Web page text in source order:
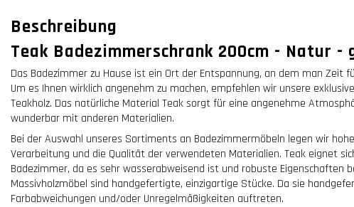
Beschreibung
Teak Badezimmer­schrank 200cm - Natur -
Das Badezimmer zu Hause ist ein Ort der Entspannung, an dem man Zeit
Um es Ihnen wirklich angenehm zu machen, empfehlen wir unsere
Teakholz. Das natürliche Material Teak sorgt für eine angenehme
wunderbar mit anderen Materialien.
Bei der Auswahl unseres Sortiments an Badezimmermöbeln legen wir
Verarbeitung und die Qualität der verwendeten Materialien. Teak eignet
Badezimmer, da es sehr wasserabweisend ist und robuste Eigenschaften
Massivholzmöbel sind handgefertigte, einzigartige Stücke. Da sie
Farbabweichungen und/oder Unregelmäßigkeiten auftreten.